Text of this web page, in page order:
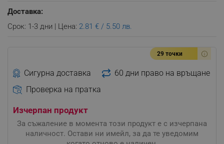
Доставка:
Срок: 1-3 дни | Цена: 2.81 € / 5.50 лв.
29 точки
Сигурна доставка
60 дни право на връщане
Проверка на пратка
Изчерпан продукт
За съжаление в момента този продукт е с изчерпана
наличност. Остави ни имейл, за да те уведомим